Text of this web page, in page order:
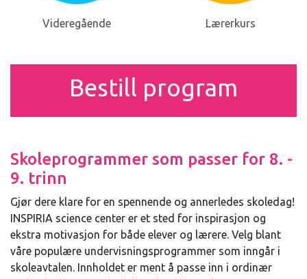
Videregående Lærerkurs
Bestill program
Skoleprogrammer som passer for 8. -
9. trinn
Gjør dere klare for en spennende og annerledes skoledag!
INSPIRIA science center er et sted for inspirasjon og
ekstra motivasjon for både elever og lærere. Velg blant
våre populære undervisningsprogrammer som inngår i
skoleavtalen. Innholdet er ment å passe inn i ordinær